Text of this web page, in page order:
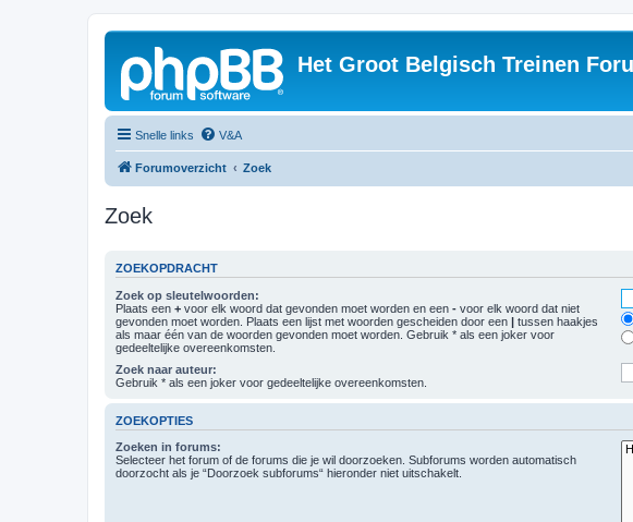
Het Groot Belgisch Treinen
Snelle links V&A
Forumoverzicht Zoek
Zoek
ZOEKOPDRACHT
Zoek op sleutelwoorden:
Plaats een + voor elk woord dat gevonden moet worden en een - voor elk woord dat niet
gevonden moet worden. Plaats een lijst met woorden gescheiden door een | tussen haakjes
als maar één van de woorden gevonden moet worden. Gebruik * als een joker voor
gedeeltelijke overeenkomsten.
Zoek naar auteur:
Gebruik * als een joker voor gedeeltelijke overeenkomsten.
ZOEKOPTIES
Zoeken in forums:
Selecteer het forum of de forums die je wil doorzoeken. Subforums worden automatisch
doorzocht als je “Doorzoek subforums“ hieronder niet uitschakelt.